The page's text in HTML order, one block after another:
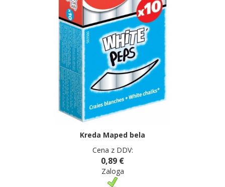
Kreda Maped bela
Cena z DDV:
0,89 €
Zaloga